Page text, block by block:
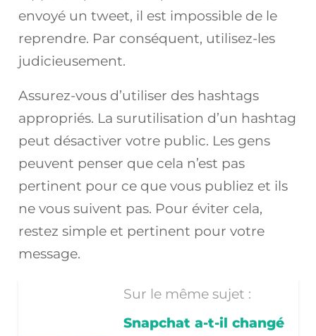
envoyé un tweet, il est impossible de le
reprendre. Par conséquent, utilisez-les
judicieusement.
Assurez-vous d’utiliser des hashtags
appropriés. La surutilisation d’un hashtag
peut désactiver votre public. Les gens
peuvent penser que cela n’est pas
pertinent pour ce que vous publiez et ils
ne vous suivent pas. Pour éviter cela,
restez simple et pertinent pour votre
message.
Sur le même sujet :
Snapchat a-t-il changé